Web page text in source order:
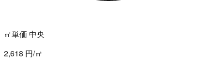
㎡単価 中央
2,618 円/㎡